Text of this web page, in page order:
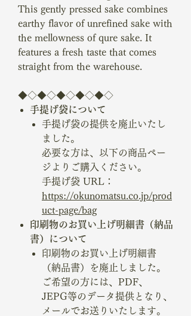
This gently pressed sake combines
earthy flavor of unrefined sake with
the mellowness of qure sake. It
features a fresh taste that comes
straight from the warehouse.
◆◇◆◇◆◇◆◇◆◇
手提げ袋について
手提げ袋の提供を廃止いたし
ました。
必要な方は、以下の商品ペー
ジよりご購入ください。
手提げ袋 URL：
https://okunomatsu.co.jp/prod
uct-page/bag
印刷物のお買い上げ明細書（納品
書）について
印刷物のお買い上げ明細書
（納品書）を廃止しました。
ご希望の方には、PDF、
JEPG等のデータ提供となり、
メールでお送りいたします。